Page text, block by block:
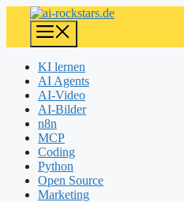
Inhalt
springen
KI lernen
AI Agents
AI-Video
AI-Bilder
n8n
MCP
Coding
Python
Open Source
Marketing